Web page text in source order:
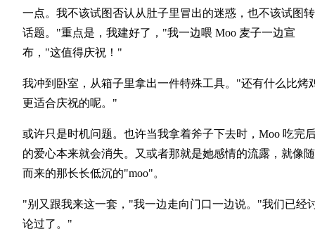
一点。我不该试图否认从肚子里冒出的迷惑，也不该试图
话题。"重点是，我建好了，"我一边喂 Moo 麦子一边宣
布，"这值得庆祝！"
我冲到卧室，从箱子里拿出一件特殊工具。"还有什么比烤
更适合庆祝的呢。"
或许只是时机问题。也许当我拿着斧子下去时，Moo 吃完
的爱心本来就会消失。又或者那就是她感情的流露，就像
而来的那长长低沉的"moo"。
"别又跟我来这一套，"我一边走向门口一边说。"我们已经
论过了。"